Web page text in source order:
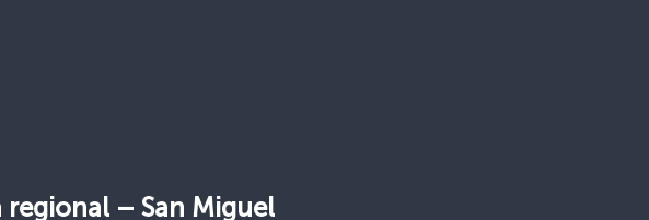
regional – San Miguel